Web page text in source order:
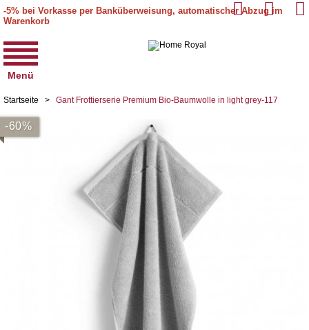
-5% bei Vorkasse per Banküberweisung, automatischer Abzug im
Warenkorb
Menü
Startseite > Gant Frottierserie Premium Bio-Baumwolle in light grey-117
-60%